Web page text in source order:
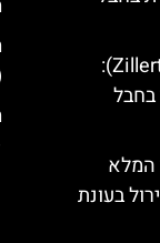
אטרקציות בעמק צילר (Zillertal):
המלא
בעונת